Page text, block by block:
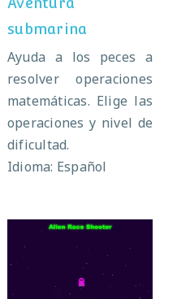
submarina
Ayuda a los peces a
resolver operaciones
matemáticas. Elige las
operaciones y nivel de
dificultad.
Idioma: Español
Alien Race
Shooter